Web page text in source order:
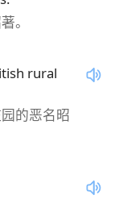
。
rural
的恶名昭